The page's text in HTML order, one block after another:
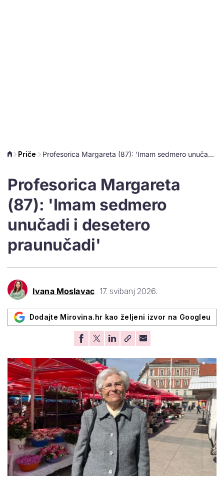
Priče Profesorica Margareta (87): 'Imam sedmero unučadi i desetero praunučadi'
Profesorica Margareta
(87): 'Imam sedmero
unučadi i desetero
praunučadi'
Ivana Moslavac 17. svibanj 2026.
Dodajte Mirovina.hr kao željeni izvor na Googleu